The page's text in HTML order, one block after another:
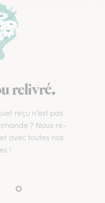
relivré.
reçu n’est pas
? Nous re-
avec toutes nos
!